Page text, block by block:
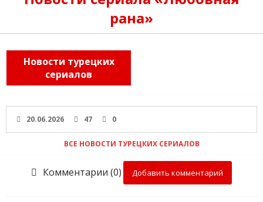
рана»
Новости турецких
сериалов
20.06.2026 47 0
ВСЕ НОВОСТИ ТУРЕЦКИХ СЕРИАЛОВ
Комментарии (0) Добавить комментарий